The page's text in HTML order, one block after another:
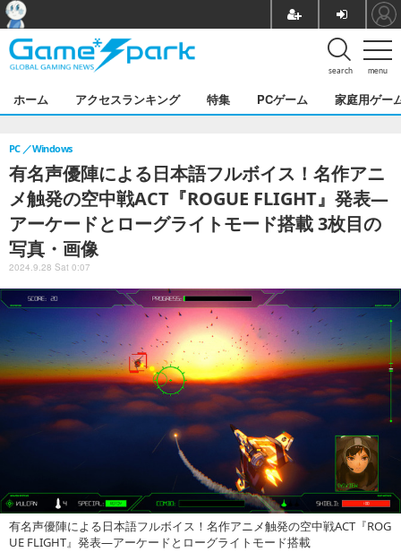
menu
search
ホーム アクセスランキング 特集 PCゲーム 家庭用ゲー
有名声優陣による日本語フルボイス！名作アニ
メ触発の空中戦ACT『ROGUE FLIGHT』発表―
アーケードとローグライトモード搭載 3枚目の
写真・画像
PC Windows
2024.9.28 Sat 0:07
有名声優陣による日本語フルボイス！名作アニメ触発の空中戦ACT『ROG
UE FLIGHT』発表―アーケードとローグライトモード搭載